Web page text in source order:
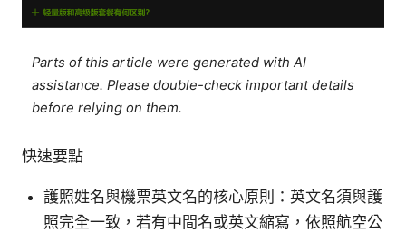
Parts of this article were generated with AI
assistance. Please double-check important details
before relying on them.
快速要點
護照姓名與機票英文名的核心原則：英文名須與護
照完全一致，若有中間名或英文縮寫，依照航空公